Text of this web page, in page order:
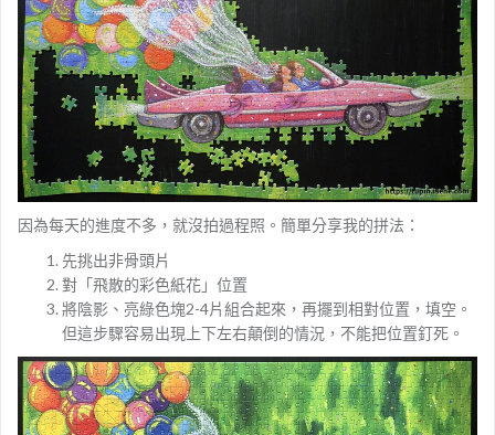
因為每天的進度不多，就沒拍過程照。簡單分享我的拼法：
先挑出非骨頭片
對「飛散的彩色紙花」位置
將陰影、亮綠色塊2-4片組合起來，再擺到相對位置，填空。
但這步驟容易出現上下左右顛倒的情況，不能把位置釘死。